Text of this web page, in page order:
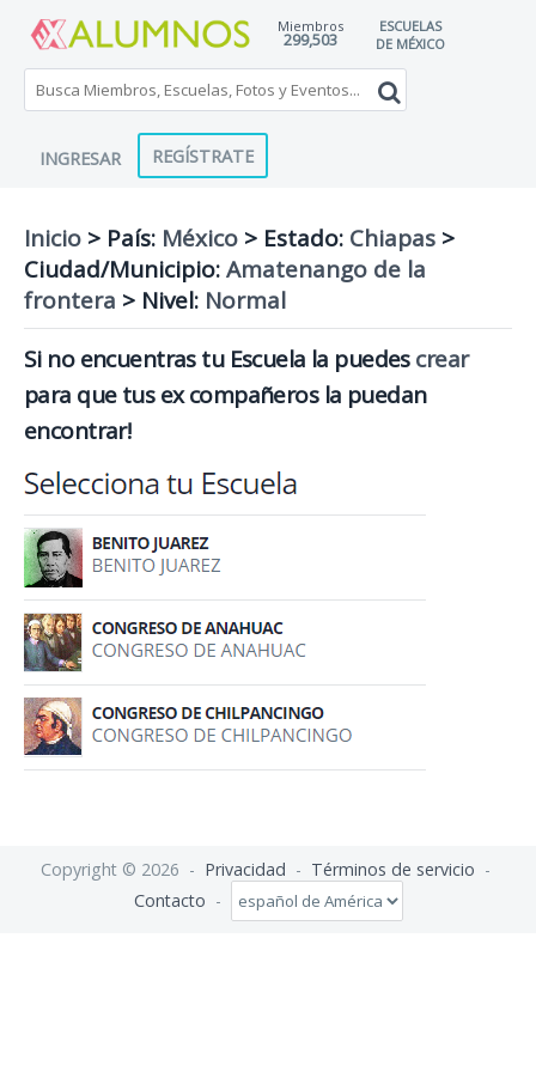
Miembros
299,503
ESCUELAS
DE MÉXICO
INGRESAR REGÍSTRATE
Inicio > País: México > Estado: Chiapas >
Ciudad/Municipio:Amatenango de la
frontera > Nivel: Normal
Si no encuentras tu Escuela la puedescrear
para que tus ex compañeros la puedan
encontrar!
Copyright © 2026 - Privacidad - Términos de servicio -
Contacto -